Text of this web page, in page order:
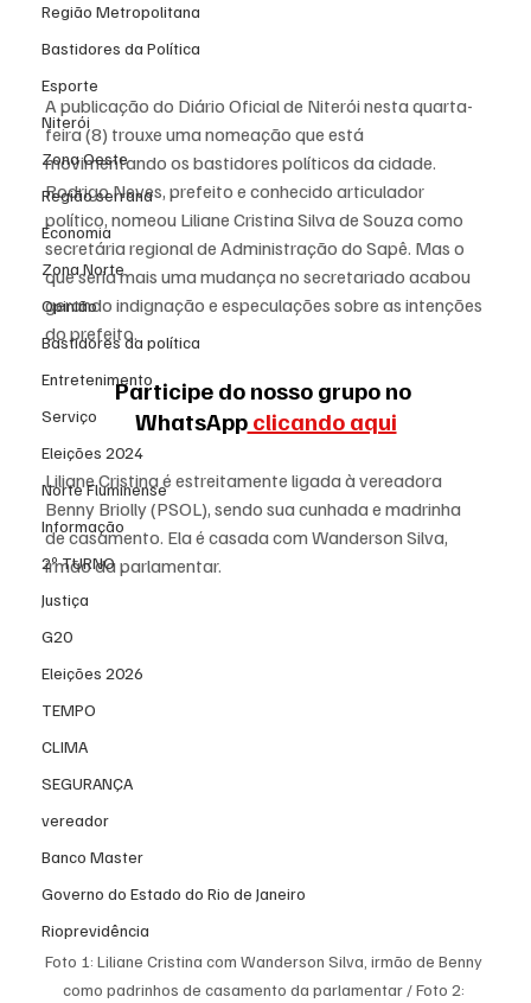
Região Metropolitana
Bastidores da Política
Esporte
Niterói
Zona Oeste
Região serrana
Economia
Zona Norte
Opinião
Bastidores da política
Entretenimento
Serviço
Eleições 2024
Norte Fluminense
Informação
2º TURNO
Justiça
G20
Eleições 2026
TEMPO
CLIMA
SEGURANÇA
vereador
Banco Master
Governo do Estado do Rio de Janeiro
Rioprevidência
A publicação do Diário Oficial de Niterói nesta quarta-
feira (8) trouxe uma nomeação que está
movimentando os bastidores políticos da cidade.
Rodrigo Neves, prefeito e conhecido articulador
político, nomeou Liliane Cristina Silva de Souza como
secretária regional de Administração do Sapê. Mas o
que seria mais uma mudança no secretariado acabou
gerando indignação e especulações sobre as intenções
do prefeito.
Participe do nosso grupo no
WhatsApp clicando aqui
Liliane Cristina é estreitamente ligada à vereadora
Benny Briolly (PSOL), sendo sua cunhada e madrinha
de casamento. Ela é casada com Wanderson Silva,
irmão da parlamentar.
Foto 1: Liliane Cristina com Wanderson Silva, irmão de Benny
como padrinhos de casamento da parlamentar / Foto 2: